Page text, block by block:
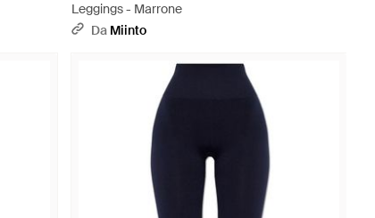
Leggings - Marrone
Da Miinto